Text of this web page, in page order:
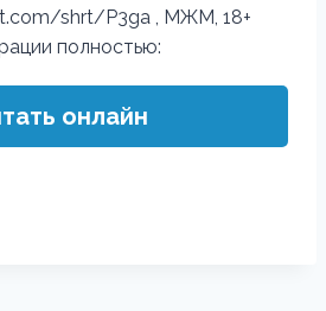
shrt/P3ga , МЖМ, 18+
полностью:
онлайн